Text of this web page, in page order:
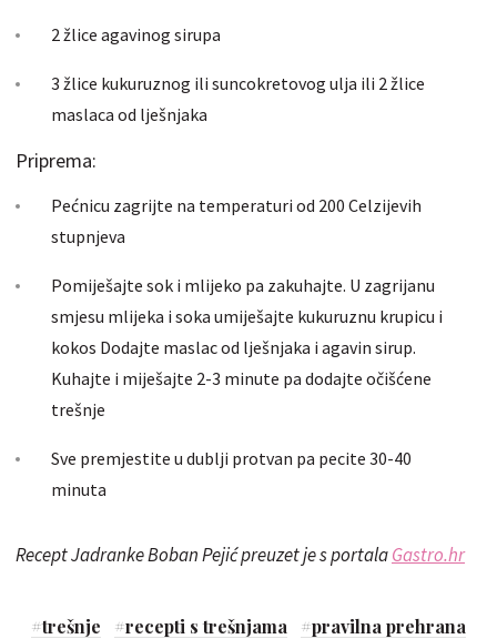
2 žlice agavinog sirupa
3 žlice kukuruznog ili suncokretovog ulja ili 2 žlice
maslaca od lješnjaka
Priprema:
Pećnicu zagrijte na temperaturi od 200 Celzijevih
stupnjeva
Pomiješajte sok i mlijeko pa zakuhajte. U zagrijanu
smjesu mlijeka i soka umiješajte kukuruznu krupicu i
kokos Dodajte maslac od lješnjaka i agavin sirup.
Kuhajte i miješajte 2-3 minute pa dodajte očišćene
trešnje
Sve premjestite u dublji protvan pa pecite 30-40
minuta
Recept Jadranke Boban Pejić preuzet je s portalaGastro.hr
#trešnje #recepti s trešnjama #pravilna prehrana